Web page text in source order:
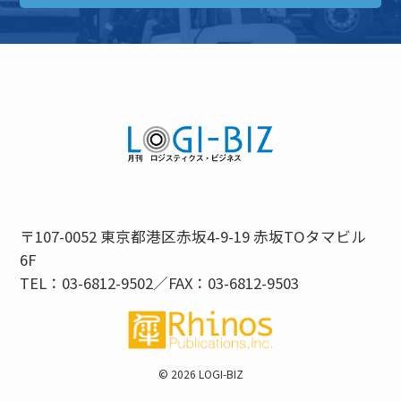
〒107-0052 東京都港区赤坂4-9-19 赤坂TOタマビル
6F
TEL：03-6812-9502／FAX：03-6812-9503
© 2026 LOGI-BIZ